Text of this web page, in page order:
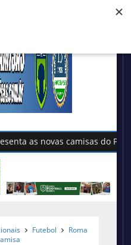
camisas do País de Gales
Futebol
Roma